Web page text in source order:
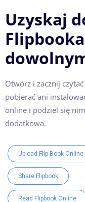
Uzyskaj
Otwórz i zacznij
pobierać ani
online i podziel się
dodatkowa.
Upload Flip Book Online
Share Flipbook
Read Flipbook Online